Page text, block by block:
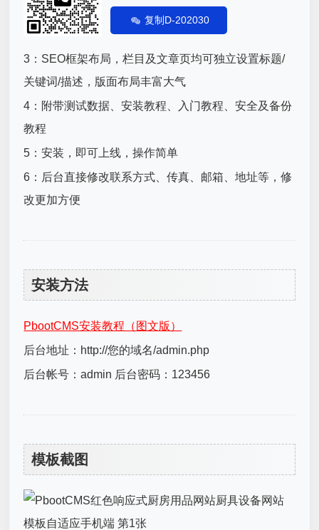
复制D-202030
3：SEO框架布局，栏目及文章页均可独立设置标题/
关键词/描述，版面布局丰富大气
4：附带测试数据、安装教程、入门教程、安全及备份
教程
5：安装，即可上线，操作简单
6：后台直接修改联系方式、传真、邮箱、地址等，修
改更加方便
安装方法
PbootCMS安装教程（图文版）
后台地址：http://您的域名/admin.php
后台帐号：admin 后台密码：123456
模板截图